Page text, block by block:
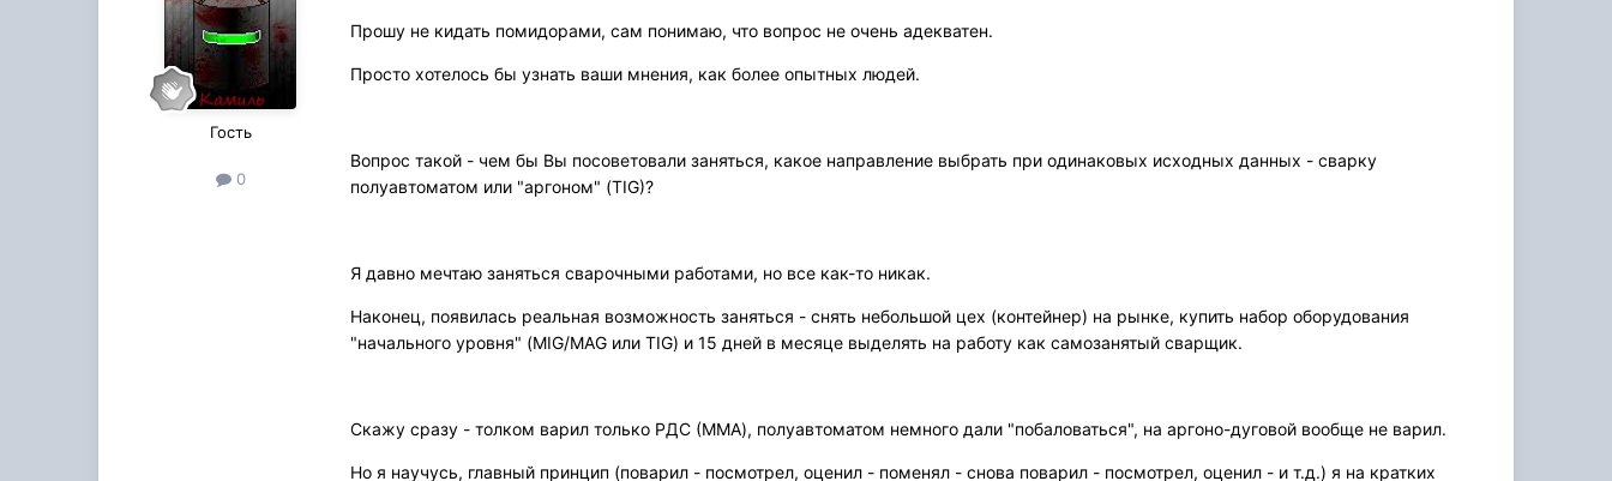
Гость
0
Прошу не кидать помидорами, сам понимаю, что вопрос не очень адекватен.
Просто хотелось бы узнать ваши мнения, как более опытных людей.
Вопрос такой - чем бы Вы посоветовали заняться, какое направление выбрать при одинаковых исходных данных - сварку
полуавтоматом или "аргоном" (TIG)?
Я давно мечтаю заняться сварочными работами, но все как-то никак.
Наконец, появилась реальная возможность заняться - снять небольшой цех (контейнер) на рынке, купить набор оборудования
"начального уровня" (MIG/MAG или TIG) и 15 дней в месяце выделять на работу как самозанятый сварщик.
Скажу сразу - толком варил только РДС (MMA), полуавтоматом немного дали "побаловаться", на аргоно-дуговой вообще не варил.
Но я научусь, главный принцип (поварил - посмотрел, оценил - поменял - снова поварил - посмотрел, оценил - и т.д.) я на кратких